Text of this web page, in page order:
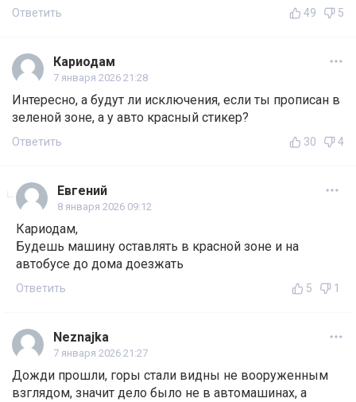
Ответить 49 5
Кариодам
7 января 2026 21:28
Интересно, а будут ли исключения, если ты прописан в
зеленой зоне, а у авто красный стикер?
Ответить 30 4
Евгений
8 января 2026 09:12
Кариодам,
Будешь машину оставлять в красной зоне и на
автобусе до дома доезжать
Ответить 5 1
Neznajka
7 января 2026 21:27
Дожди прошли, горы стали видны не вооруженным
взглядом, значит дело было не в автомашинах, а